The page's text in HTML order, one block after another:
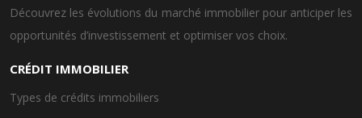
Découvrez les évolutions du marché immobilier pour anticiper les
opportunités d’investissement et optimiser vos choix.
CRÉDIT IMMOBILIER
Types de crédits immobiliers